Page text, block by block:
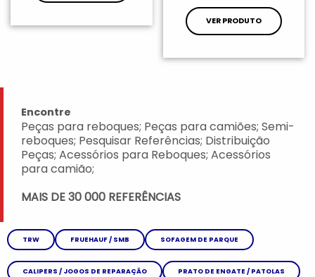
VER PRODUTO
Encontre
Peças para reboques; Peças para camiões; Semi-
reboques; Pesquisar Referências; Distribuição
Peças; Acessórios para Reboques; Acessórios
para camião;
MAIS DE 30 000 REFERÊNCIAS
TRW FRUEHAUF / SMB SOFAGEM DE PARQUE
CALIPERS / JOGOS DE REPARAÇÃO PRATO DE ENGATE / PATOLAS